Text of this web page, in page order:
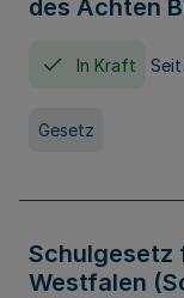
des Achten
In Kraft
Gesetz
Schulgesetz
Westfalen